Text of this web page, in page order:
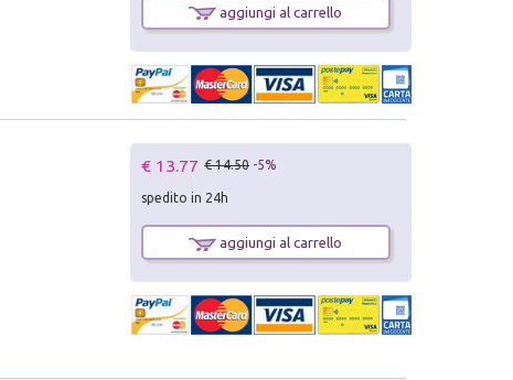
aggiungi al carrello
€ 13.77 € 14.50 -5%
spedito in 24h
aggiungi al carrello